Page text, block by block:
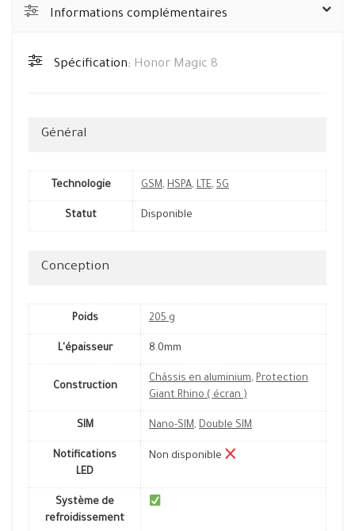
Informations complémentaires
Spécification: Honor Magic 8
Général
Technologie GSM, HSPA, LTE, 5G
Statut Disponible
Conception
Poids 205 g
L'épaisseur 8.0mm
Construction
Châssis en aluminium, Protection
Giant Rhino ( écran )
SIM Nano-SIM, Double SIM
Notifications
LED
Non disponible
Système de
refroidissement